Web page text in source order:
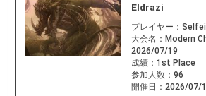
Eldrazi
プレイヤー：
大会名： Modern
2026/07/19
成績： 1st Place
参加人数： 96
開催日： 2026/07/